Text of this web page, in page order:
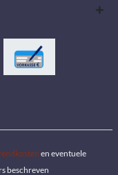
en eventuele
beschreven